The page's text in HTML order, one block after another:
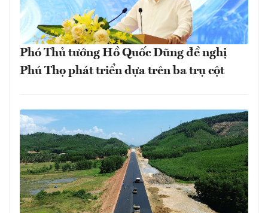
Phó Thủ tướng Hồ Quốc Dũng đề nghị
Phú Thọ phát triển dựa trên ba trụ cột